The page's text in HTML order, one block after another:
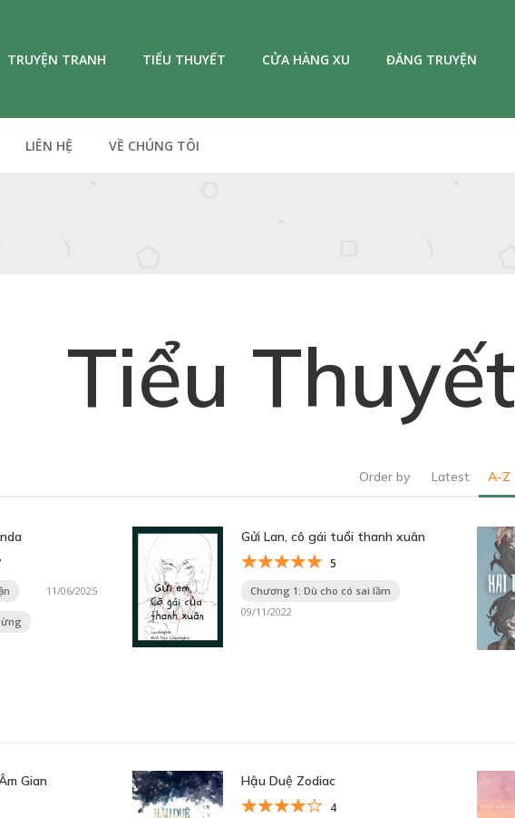
TRUYỆN TRANH TIỂU THUYẾT CỬA HÀNG XU ĐĂNG TRUYỆN
LIÊN HỆ VỀ CHÚNG TÔI
Tiểu Thuyết
Order by Latest A-Z
11/06/2025
Gửi Lan, cô gái tuổi thanh xuân
5
Chương 1: Dù cho có sai lầm
09/11/2022
Gian Hậu Duệ Zodiac
4